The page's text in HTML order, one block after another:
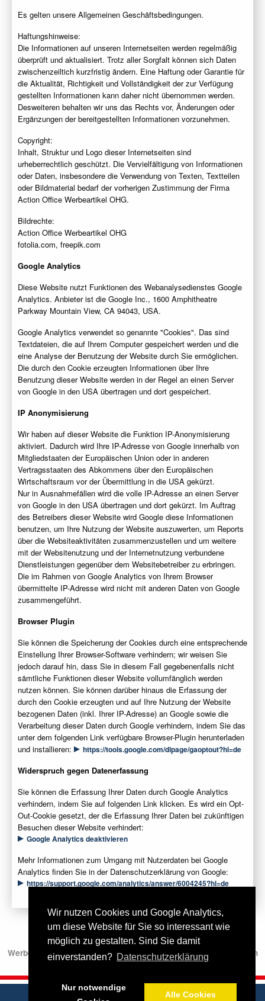
Wir nutzen Cookies und Google Analytics,
um diese Website für Sie so interessant wie
möglich zu gestalten. Sind Sie damit
einverstanden? Datenschutzerklärung
Nur notwendige
Alle Cookies
Es gelten unsere Allgemeinen Geschäftsbedingungen.
Haftungshinweise:
Die Informationen auf unseren Internetseiten werden regelmäßig
überprüft und aktualisiert. Trotz aller Sorgfalt können sich Daten
zwischenzeiltich kurzfristig ändern. Eine Haftung oder Garantie für
die Aktualität, Richtigkeit und Vollständigkeit der zur Verfügung
gestellten Informationen kann daher nicht übernommen werden.
Desweiteren behalten wir uns das Rechts vor, Änderungen oder
Ergänzungen der bereitgestellten Informationen vorzunehmen.
Copyright:
Inhalt, Struktur und Logo dieser Internetseiten sind
urheberrechtlich geschützt. Die Vervielfältigung von Informationen
oder Daten, insbesondere die Verwendung von Texten, Textteilen
oder Bildmaterial bedarf der vorherigen Zustimmung der Firma
Action Office Werbeartikel OHG.
Bildrechte:
Action Office Werbeartikel OHG
fotolia.com, freepik.com
Google Analytics
Diese Website nutzt Funktionen des Webanalysedienstes Google
Analytics. Anbieter ist die Google Inc., 1600 Amphitheatre
Parkway Mountain View, CA 94043, USA.
Google Analytics verwendet so genannte "Cookies". Das sind
Textdateien, die auf Ihrem Computer gespeichert werden und die
eine Analyse der Benutzung der Website durch Sie ermöglichen.
Die durch den Cookie erzeugten Informationen über Ihre
Benutzung dieser Website werden in der Regel an einen Server
von Google in den USA übertragen und dort gespeichert.
IP Anonymisierung
Wir haben auf dieser Website die Funktion IP-Anonymisierung
aktiviert. Dadurch wird Ihre IP-Adresse von Google innerhalb von
Mitgliedstaaten der Europäischen Union oder in anderen
Vertragsstaaten des Abkommens über den Europäischen
Wirtschaftsraum vor der Übermittlung in die USA gekürzt.
Nur in Ausnahmefällen wird die volle IP-Adresse an einen Server
von Google in den USA übertragen und dort gekürzt. Im Auftrag
des Betreibers dieser Website wird Google diese Informationen
benutzen, um Ihre Nutzung der Website auszuwerten, um Reports
über die Websiteaktivitäten zusammenzustellen und um weitere
mit der Websitenutzung und der Internetnutzung verbundene
Dienstleistungen gegenüber dem Websitebetreiber zu erbringen.
Die im Rahmen von Google Analytics von Ihrem Browser
übermittelte IP-Adresse wird nicht mit anderen Daten von Google
zusammengeführt.
Browser Plugin
Sie können die Speicherung der Cookies durch eine entsprechende
Einstellung Ihrer Browser-Software verhindern; wir weisen Sie
jedoch darauf hin, dass Sie in diesem Fall gegebenenfalls nicht
sämtliche Funktionen dieser Website vollumfänglich werden
nutzen können. Sie können darüber hinaus die Erfassung der
durch den Cookie erzeugten und auf Ihre Nutzung der Website
bezogenen Daten (inkl. Ihrer IP-Adresse) an Google sowie die
Verarbeitung dieser Daten durch Google verhindern, indem Sie das
unter dem folgenden Link verfügbare Browser-Plugin herunterladen
und installieren:
https://tools.google.com/dlpage/gaoptout?hl=de
Widerspruch gegen Datenerfassung
Sie können die Erfassung Ihrer Daten durch Google Analytics
verhindern, indem Sie auf folgenden Link klicken. Es wird ein Opt-
Out-Cookie gesetzt, der die Erfassung Ihrer Daten bei zukünftigen
Besuchen dieser Website verhindert:
Google Analytics deaktivieren
Mehr Informationen zum Umgang mit Nutzerdaten bei Google
Analytics finden Sie in der Datenschutzerklärung von Google:
https://support.google.com/analytics/answer/6004245?hl=de
+++ Für Industrie, Gewerbetreibende, Druckereien,
Werbeagenturen und öffentliche Einrichtungen − kein Verkauf an
Datenschutz